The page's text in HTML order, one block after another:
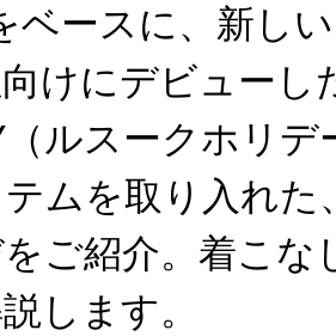
ベースに、新し
けにデビューし
（ルスークホリ
テムを取り入れ
ご紹介。着こな
します。